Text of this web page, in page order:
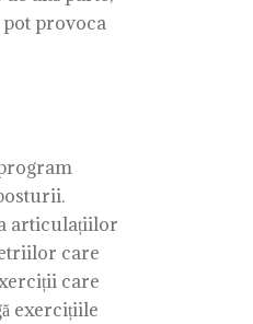
provoca
articulațiilor
care
care
exercițiile